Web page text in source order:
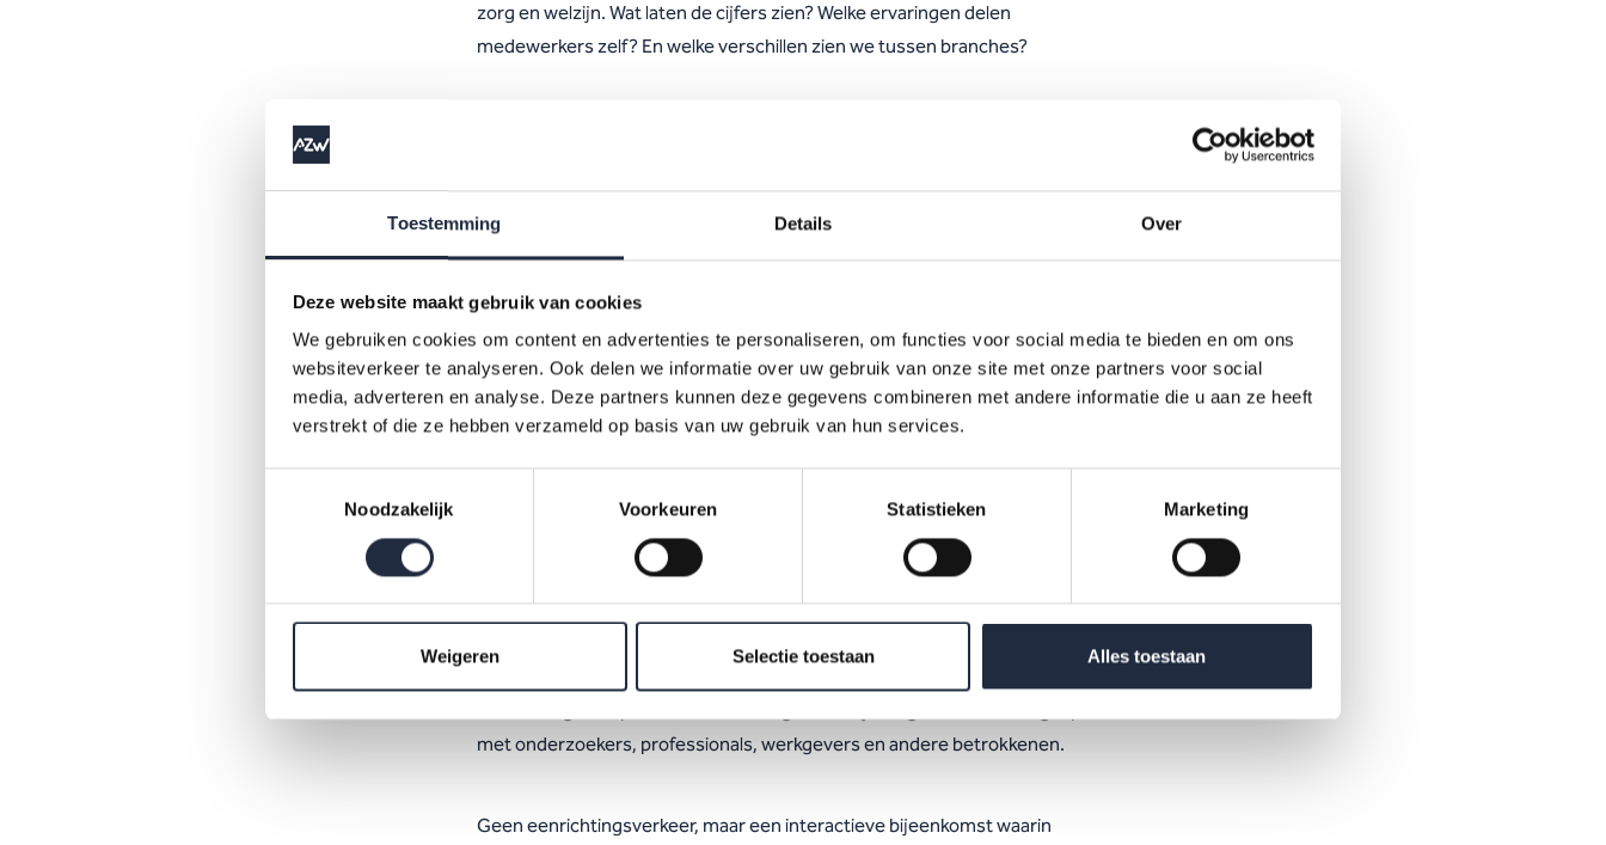
Toestemming Details Over
Deze website maakt gebruik van cookies
We gebruiken cookies om content en advertenties te personaliseren, om functies voor social media te bieden en om ons
websiteverkeer te analyseren. Ook delen we informatie over uw gebruik van onze site met onze partners voor social
media, adverteren en analyse. Deze partners kunnen deze gegevens combineren met andere informatie die u aan ze heeft
verstrekt of die ze hebben verzameld op basis van uw gebruik van hun services.
Noodzakelijk
Voorkeuren Statistieken Marketing
Weigeren Selectie toestaan Alles toestaan
zorg en welzijn. Wat laten de cijfers zien? Welke ervaringen delen
medewerkers zelf? En welke verschillen zien we tussen branches?
arbeidsmarkt, duurzame inzetbaarheid en de toekomst van zorg en welzijn.
vragen die daaruit voortkomen. Zo verkennen we welke inzichten, dilemma’s
en oplossingsrichtingen relevant zijn voor werkgevers, medewerkers en
sociale partners.
welke vragen verdienen een vervolg?
Wat kun je verwachten?
met onderzoekers, professionals, werkgevers en andere betrokkenen.
Geen eenrichtingsverkeer, maar een interactieve bijeenkomst waarin